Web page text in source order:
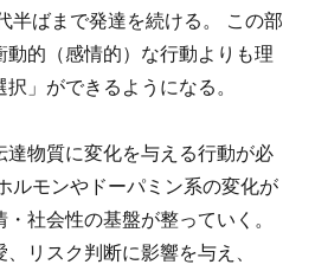
半ばまで発達を続ける。 この部
動的（感情的）な行動よりも理
」ができるようになる。
達物質に変化を与える行動が必
ルモンやドーパミン系の変化が
社会性の基盤が整っていく。
リスク判断に影響を与え、